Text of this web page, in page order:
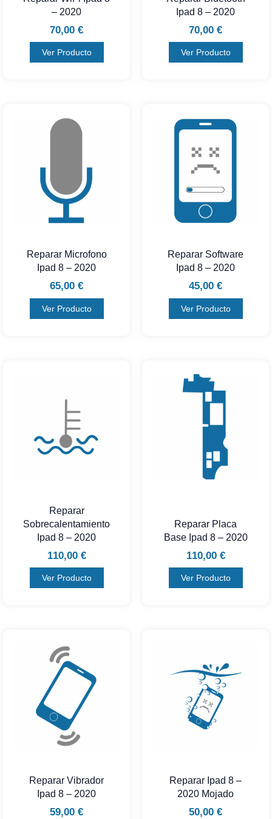
– 2020
70,00 €
Ver Producto
Ipad 8 – 2020
70,00 €
Ver Producto
Reparar Microfono
Ipad 8 – 2020
65,00 €
Ver Producto
Reparar Software
Ipad 8 – 2020
45,00 €
Ver Producto
Reparar
Sobrecalentamiento
Ipad 8 – 2020
110,00 €
Ver Producto
Reparar Placa
Base Ipad 8 – 2020
110,00 €
Ver Producto
Reparar Vibrador
Ipad 8 – 2020
59,00 €
Reparar Ipad 8 –
2020 Mojado
50,00 €